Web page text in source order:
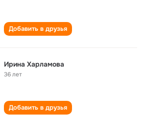
Добавить в друзья
Ирина Харламова
36 лет
Добавить в друзья